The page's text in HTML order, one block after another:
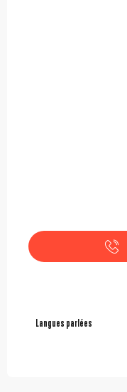
Langues parlées
Langues parlées